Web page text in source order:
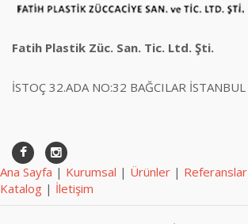
Fatih Plastik Züc. San. Tic. Ltd. Şti.
İSTOÇ 32.ADA NO:32 BAĞCILAR İSTANBUL
Ana Sayfa | Kurumsal | Ürünler | Referanslar
Katalog | İletişim